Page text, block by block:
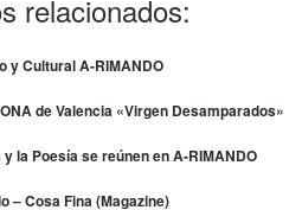
relacionados:
y Cultural A-RIMANDO
de Valencia «Virgen Desamparados»
la Poesía se reúnen en A-RIMANDO
– Cosa Fina (Magazine)